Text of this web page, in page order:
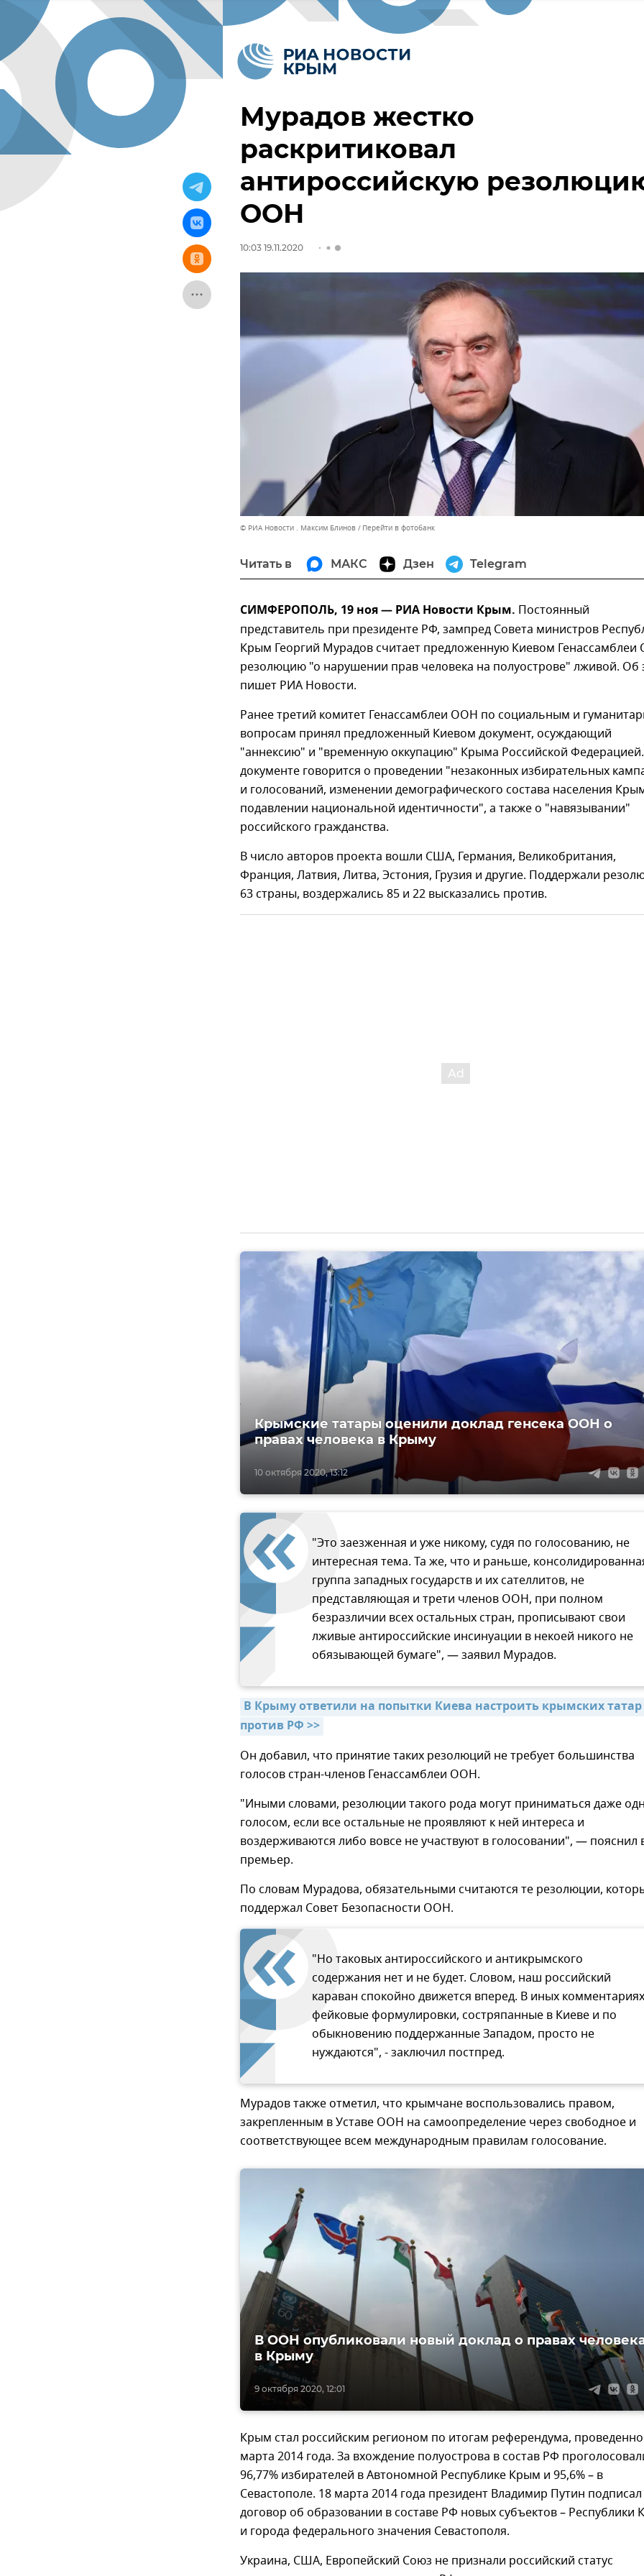
Мурадов жестко
раскритиковал
антироссийскую
ООН
10:03 19.11.2020
© РИА Новости . Максим Блинов Перейти в фотобанк
Читать в МАКС Дзен Telegram
СИМФЕРОПОЛЬ, 19 ноя — РИА Новости Крым. Постоянный
представитель при президенте РФ, зампред Совета министров
Крым Георгий Мурадов считает предложенную Киевом
резолюцию "о нарушении прав человека на полуострове" лживой. Об
пишет РИА Новости.
Ранее третий комитет Генассамблеи ООН по социальным и
вопросам принял предложенный Киевом документ, осуждающий
"аннексию" и "временную оккупацию" Крыма Российской
документе говорится о проведении "незаконных избирательных
и голосований, изменении демографического состава населения
подавлении национальной идентичности", а также о "навязывании"
российского гражданства.
В число авторов проекта вошли США, Германия, Великобритания,
Франция, Латвия, Литва, Эстония, Грузия и другие. Поддержали
63 страны, воздержались 85 и 22 высказались против.
10 октября 2020, 13:12
Крымские татары оценили доклад генсека ООН о
правах человека в Крыму
"Это заезженная и уже никому, судя по голосованию, не
интересная тема. Та же, что и раньше,
группа западных государств и их сателлитов, не
представляющая и трети членов ООН, при полном
безразличии всех остальных стран, прописывают свои
лживые антироссийские инсинуации в некоей никого не
обязывающей бумаге", — заявил Мурадов.
В Крыму ответили на попытки Киева настроить крымских татар
против РФ >>
Он добавил, что принятие таких резолюций не требует большинства
голосов стран-членов Генассамблеи ООН.
"Иными словами, резолюции такого рода могут приниматься даже
голосом, если все остальные не проявляют к ней интереса и
воздерживаются либо вовсе не участвуют в голосовании", — пояснил
премьер.
По словам Мурадова, обязательными считаются те резолюции,
поддержал Совет Безопасности ООН.
"Но таковых антироссийского и антикрымского
содержания нет и не будет. Словом, наш российский
караван спокойно движется вперед. В иных комментариях
фейковые формулировки, состряпанные в Киеве и по
обыкновению поддержанные Западом, просто не
нуждаются", - заключил постпред.
Мурадов также отметил, что крымчане воспользовались правом,
закрепленным в Уставе ООН на самоопределение через свободное и
соответствующее всем международным правилам голосование.
9 октября 2020, 12:01
В ООН опубликовали новый доклад о правах
в Крыму
Крым стал российским регионом по итогам референдума,
марта 2014 года. За вхождение полуострова в состав РФ
96,77% избирателей в Автономной Республике Крым и 95,6% – в
Севастополе. 18 марта 2014 года президент Владимир Путин подписал
договор об образовании в составе РФ новых субъектов – Республики
и города федерального значения Севастополя.
Украина, США, Европейский Союз не признали российский статус